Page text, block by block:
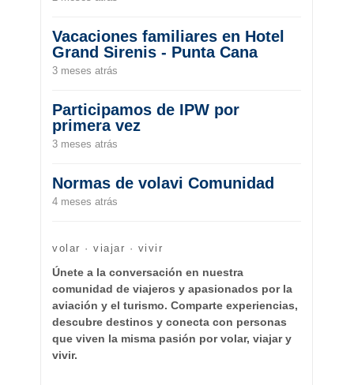
Vacaciones familiares en Hotel
Grand Sirenis - Punta Cana
3 meses atrás
Participamos de IPW por
primera vez
3 meses atrás
Normas de volavi Comunidad
4 meses atrás
volar · viajar · vivir
Únete a la conversación en nuestra
comunidad de viajeros y apasionados por la
aviación y el turismo. Comparte experiencias,
descubre destinos y conecta con personas
que viven la misma pasión por volar, viajar y
vivir.